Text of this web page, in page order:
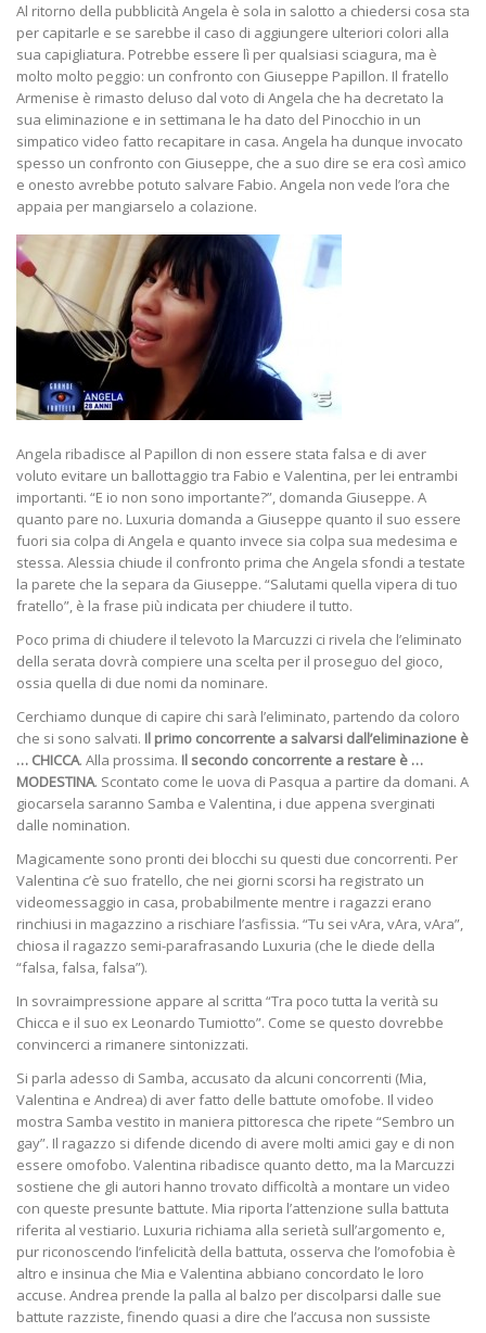
Al ritorno della pubblicità Angela è sola in salotto a chiedersi cosa sta
per capitarle e se sarebbe il caso di aggiungere ulteriori colori alla
sua capigliatura. Potrebbe essere lì per qualsiasi sciagura, ma è
molto molto peggio: un confronto con Giuseppe Papillon. Il fratello
Armenise è rimasto deluso dal voto di Angela che ha decretato la
sua eliminazione e in settimana le ha dato del Pinocchio in un
simpatico video fatto recapitare in casa. Angela ha dunque invocato
spesso un confronto con Giuseppe, che a suo dire se era così amico
e onesto avrebbe potuto salvare Fabio. Angela non vede l’ora che
appaia per mangiarselo a colazione.
Angela ribadisce al Papillon di non essere stata falsa e di aver
voluto evitare un ballottaggio tra Fabio e Valentina, per lei entrambi
importanti. “E io non sono importante?”, domanda Giuseppe. A
quanto pare no. Luxuria domanda a Giuseppe quanto il suo essere
fuori sia colpa di Angela e quanto invece sia colpa sua medesima e
stessa. Alessia chiude il confronto prima che Angela sfondi a testate
la parete che la separa da Giuseppe. “Salutami quella vipera di tuo
fratello”, è la frase più indicata per chiudere il tutto.
Poco prima di chiudere il televoto la Marcuzzi ci rivela che l’eliminato
della serata dovrà compiere una scelta per il proseguo del gioco,
ossia quella di due nomi da nominare.
Cerchiamo dunque di capire chi sarà l’eliminato, partendo da coloro
che si sono salvati. Il primo concorrente a salvarsi dall’eliminazione è
… CHICCA. Alla prossima. Il secondo concorrente a restare è …
MODESTINA. Scontato come le uova di Pasqua a partire da domani. A
giocarsela saranno Samba e Valentina, i due appena sverginati
dalle nomination.
Magicamente sono pronti dei blocchi su questi due concorrenti. Per
Valentina c’è suo fratello, che nei giorni scorsi ha registrato un
videomessaggio in casa, probabilmente mentre i ragazzi erano
rinchiusi in magazzino a rischiare l’asfissia. “Tu sei vAra, vAra, vAra”,
chiosa il ragazzo semi-parafrasando Luxuria (che le diede della
“falsa, falsa, falsa”).
In sovraimpressione appare al scritta “Tra poco tutta la verità su
Chicca e il suo ex Leonardo Tumiotto”. Come se questo dovrebbe
convincerci a rimanere sintonizzati.
Si parla adesso di Samba, accusato da alcuni concorrenti (Mia,
Valentina e Andrea) di aver fatto delle battute omofobe. Il video
mostra Samba vestito in maniera pittoresca che ripete “Sembro un
gay”. Il ragazzo si difende dicendo di avere molti amici gay e di non
essere omofobo. Valentina ribadisce quanto detto, ma la Marcuzzi
sostiene che gli autori hanno trovato difficoltà a montare un video
con queste presunte battute. Mia riporta l’attenzione sulla battuta
riferita al vestiario. Luxuria richiama alla serietà sull’argomento e,
pur riconoscendo l’infelicità della battuta, osserva che l’omofobia è
altro e insinua che Mia e Valentina abbiano concordato le loro
accuse. Andrea prende la palla al balzo per discolparsi dalle sue
battute razziste, finendo quasi a dire che l’accusa non sussiste